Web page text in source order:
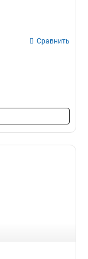
Сравнить